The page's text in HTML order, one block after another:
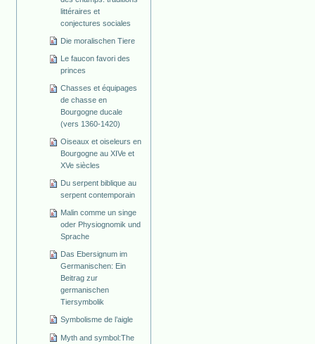
littéraires et
conjectures sociales
Die moralischen Tiere
Le faucon favori des
princes
Chasses et équipages
de chasse en
Bourgogne ducale
(vers 1360-1420)
Oiseaux et oiseleurs en
Bourgogne au XIVe et
XVe siècles
Du serpent biblique au
serpent contemporain
Malin comme un singe
oder Physiognomik und
Sprache
Das Ebersignum im
Germanischen: Ein
Beitrag zur
germanischen
Tiersymbolik
Symbolisme de l’aigle
Myth and symbol:The